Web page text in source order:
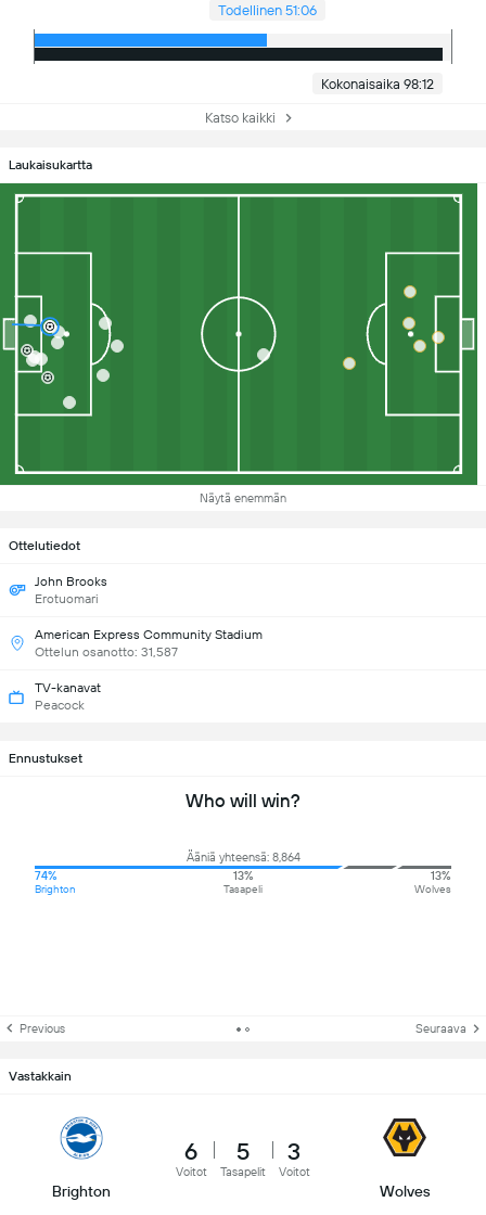
Todellinen 51:06
Kokonaisaika 98:12
Katso kaikki
Laukaisukartta
Näytä enemmän
Ottelutiedot
John Brooks
Erotuomari
American Express Community Stadium
Ottelun osanotto: 31,587
TV-kanavat
Peacock
Ennustukset
Who will win?
Ääniä yhteensä: 8,864
74%
Brighton
13%
Tasapeli
13%
Wolves
Previous Seuraava
Vastakkain
Brighton
6
Voitot
5
Tasapelit
3
Voitot
Wolves